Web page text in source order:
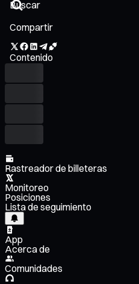
Compartir
Contenido
Rastreador de billeteras
Monitoreo
Posiciones
Lista de seguimiento
App
Acerca de
Comunidades